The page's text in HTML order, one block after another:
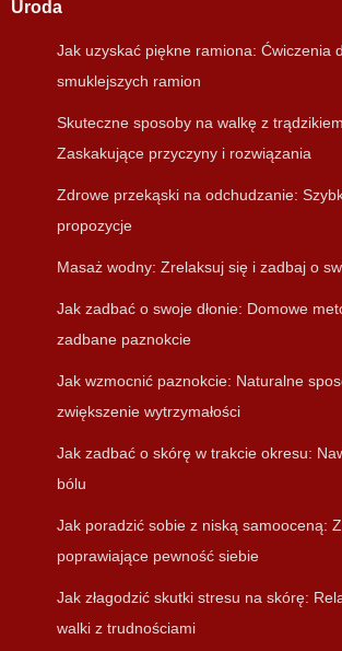
Uroda
Jak uzyskać piękne ramiona: Ćwiczenia
smuklejszych ramion
Skuteczne sposoby na walkę z
Zaskakujące przyczyny i rozwiązania
Zdrowe przekąski na odchudzanie:
propozycje
Masaż wodny: Zrelaksuj się i zadbaj o
Jak zadbać o swoje dłonie: Domowe
zadbane paznokcie
Jak wzmocnić paznokcie: Naturalne
zwiększenie wytrzymałości
Jak zadbać o skórę w trakcie okresu:
bólu
Jak poradzić sobie z niską samooceną:
poprawiające pewność siebie
Jak złagodzić skutki stresu na skórę:
walki z trudnościami